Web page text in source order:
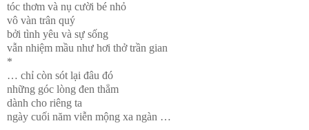
tóc thơm và nụ cười bé nhỏ
vô vàn trân quý
bởi tình yêu và sự sống
vẫn nhiệm mầu như hơi thở trần gian
*
… chỉ còn sót lại đâu đó
những góc lòng đen thẳm
dành cho riêng ta
ngày cuối năm viễn mộng xa ngàn …